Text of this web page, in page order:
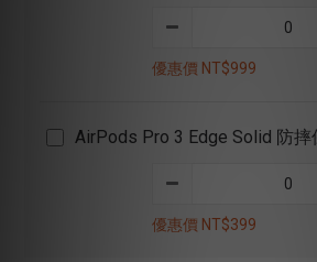
優惠價 NT$999
AirPods Pro 3 Edge Solid 防摔
優惠價 NT$399